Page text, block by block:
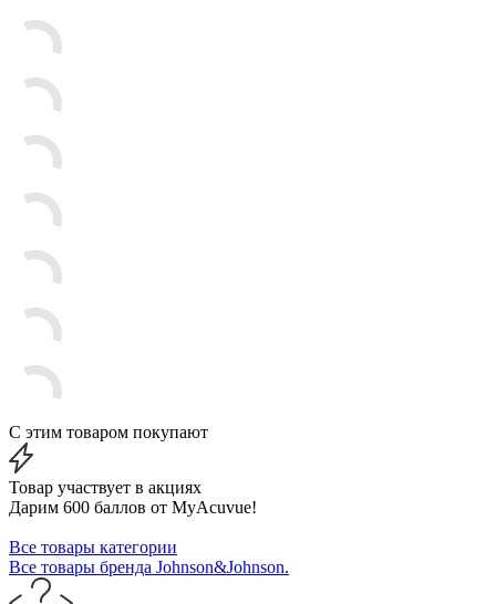
С этим товаром покупают
Товар участвует в акциях
Дарим 600 баллов от MyAcuvue!
Все товары категории
Все товары бренда Johnson&Johnson.